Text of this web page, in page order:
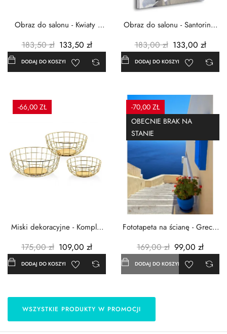
Obraz do salonu - Kwiaty -
183,50 zł 133,50 zł
DODAJ DO KOSZYKA
Obraz do salonu - Santorini -
183,00 zł 133,00 zł
DODAJ DO KOSZYKA
-66,00 ZŁ
Miski dekoracyjne - Komplet
175,00 zł 109,00 zł
DODAJ DO KOSZYKA
-70,00 ZŁ
OBECNIE BRAK NA
STANIE
Fototapeta na ścianę - Grecja
169,00 zł 99,00 zł
DODAJ DO KOSZYKA
WSZYSTKIE PRODUKTY W PROMOCJI